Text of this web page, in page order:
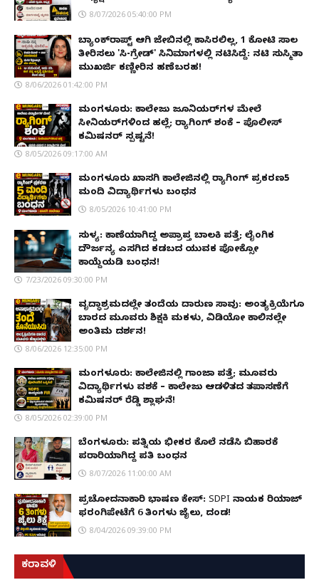
8/07/2026 05:40:00 PM
ಬ್ಯಾಂಕ್‌ರಾಪ್ಟ್‌ ಆಗಿ ಜೇಬಿನಲ್ಲಿ ಕಾಸಿರಲಿಲ್ಲ, ₹1 ಕೋಟಿ ಸಾಲ
ತೀರಿಸಲು 'ಸಿ-ಗ್ರೇಡ್' ಸಿನಿಮಾಗಳಲ್ಲಿ ನಟಿಸಿದ್ದೆ: ನಟಿ ಸುಸ್ಮಿತಾ
ಮುಖರ್ಜಿ ಕಣ್ಣೀರಿನ ಹಣೆಬರಹ!
8/06/2026 01:42:00 PM
ಮಂಗಳೂರು: ಕಾಲೇಜು ಜೂನಿಯರ್‌ಗಳ ಮೇಲೆ
ಸೀನಿಯರ್‌ಗಳಿಂದ ಹಲ್ಲೆ; ರ‌್ಯಾಗಿಂಗ್ ಶಂಕೆ – ಪೊಲೀಸ್
ಕಮಿಷನರ್ ಸ್ಪಷ್ಟನೆ!
8/05/2026 09:17:00 AM
ಮಂಗಳೂರು ಖಾಸಗಿ ಕಾಲೇಜಿನಲ್ಲಿ ರ‌್ಯಾಗಿಂಗ್ ಪ್ರಕರಣ5
ಮಂದಿ ವಿದ್ಯಾರ್ಥಿಗಳು ಬಂಧನ
8/05/2026 10:41:00 PM
ಸುಳ್ಯ: ಕಾಣೆಯಾಗಿದ್ದ ಅಪ್ರಾಪ್ತ ಬಾಲಕಿ ಪತ್ತೆ; ಲೈಂಗಿಕ
ದೌರ್ಜನ್ಯ ಎಸಗಿದ ಕಡಬದ ಯುವಕ ಪೋಕ್ಸೋ
ಕಾಯ್ದೆಯಡಿ ಬಂಧನ!
7/23/2026 09:30:00 PM
ವೃದ್ಧಾಶ್ರಮದಲ್ಲೇ ತಂದೆಯ ದಾರುಣ ಸಾವು: ಅಂತ್ಯಕ್ರಿಯೆಗೂ
ಬಾರದ ಮೂವರು ಶಿಕ್ಷಕಿ ಮಕಳು, ವಿಡಿಯೋ ಕಾಲಿನಲ್ಲೇ
ಅಂತಿಮ ದರ್ಶನ!
8/06/2026 12:35:00 PM
ಮಂಗಳೂರು: ಕಾಲೇಜಿನಲ್ಲಿ ಗಾಂಜಾ ಪತ್ತೆ; ಮೂವರು
ವಿದ್ಯಾರ್ಥಿಗಳು ವಶಕ್ಕೆ – ಕಾಲೇಜು ಆಡಳಿತದ ತಪಾಸಣೆಗೆ
ಕಮಿಷನರ್ ರೆಡ್ಡಿ ಶ್ಲಾಘನೆ!
8/05/2026 02:39:00 PM
ಬೆಂಗಳೂರು: ಪತ್ನಿಯ ಭೀಕರ ಕೊಲೆ ನಡೆಸಿ ಬಿಹಾರಕ್ಕೆ
ಪರಾರಿಯಾಗಿದ್ದ ಪತಿ ಬಂಧನ
8/07/2026 11:00:00 AM
ಪ್ರಚೋದನಾಕಾರಿ ಭಾಷಣ ಕೇಸ್: SDPI ನಾಯಕ ರಿಯಾಜ್
ಫರಂಗಿಪೇಟೆಗೆ 6 ತಿಂಗಳು ಜೈಲು, ದಂಡ!
8/04/2026 09:39:00 PM
ಕರಾವಳಿ